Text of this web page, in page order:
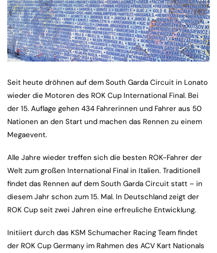
Seit heute dröhnen auf dem South Garda Circuit in Lonato
wieder die Motoren des ROK Cup International Final. Bei
der 15. Auflage gehen 434 Fahrerinnen und Fahrer aus 50
Nationen an den Start und machen das Rennen zu einem
Megaevent.
Alle Jahre wieder treffen sich die besten ROK-Fahrer der
Welt zum großen International Final in Italien. Traditionell
findet das Rennen auf dem South Garda Circuit statt – in
diesem Jahr schon zum 15. Mal. In Deutschland zeigt der
ROK Cup seit zwei Jahren eine erfreuliche Entwicklung.
Initiiert durch das KSM Schumacher Racing Team findet
der ROK Cup Germany im Rahmen des ACV Kart Nationals